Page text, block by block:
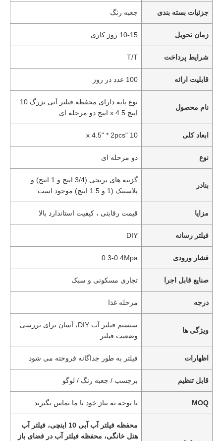
جزئیات بسته بندی جعبه رنگ
زمان تحویل 10-15 روز کاری
شرایط پرداخت T/T
قابلیت ارائه 100 عدد در روز
نام محصول
نوع پایه دارای محفظه فیلتر آبی بزرگ 10
اینچ x 4.5 اینچ دو مرحله ای
ابعاد کلی 10 "x 4.5" * 2pcs
نوع دو مرحله ای
بنادر
گزینه های برنجی (3/4 اینچ و 1 اینچ) و
پلاستیک (1 و 1.5 اینچ) موجود است
مزایا قیمت رقابتی ، کیفیت استاندارد بالا
فیلتر رسانه DIY
فشار ورودی 0.3-0.4Mpa
صنایع قابل اجرا تجاری مسکونی و سبک
درجه مرحله غذا
ویژگی ها
سیستم فیلتر آب DIY، آسان برای بررسی
وضعیت فیلتر
اظهارات فیلتر به طور جداگانه فروخته می شود
قابل تنظیم برچسب / جعبه رنگ / لوگو
MOQ با توجه به نیاز خود با ما تماس بگیرید.
محفظه فیلتر آب آبی 10 اینچی، فیلتر آب
هتل خانگی، محفظه فیلتر آب در فضای باز